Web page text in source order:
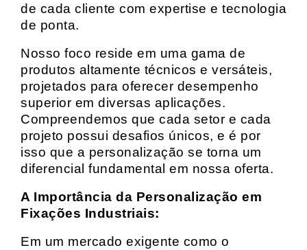
de cada cliente com expertise e tecnologia
de ponta.
Nosso foco reside em uma gama de
produtos altamente técnicos e versáteis,
projetados para oferecer desempenho
superior em diversas aplicações.
Compreendemos que cada setor e cada
projeto possui desafios únicos, e é por
isso que a personalização se torna um
diferencial fundamental em nossa oferta.
A Importância da Personalização em
Fixações Industriais:
Em um mercado exigente como o